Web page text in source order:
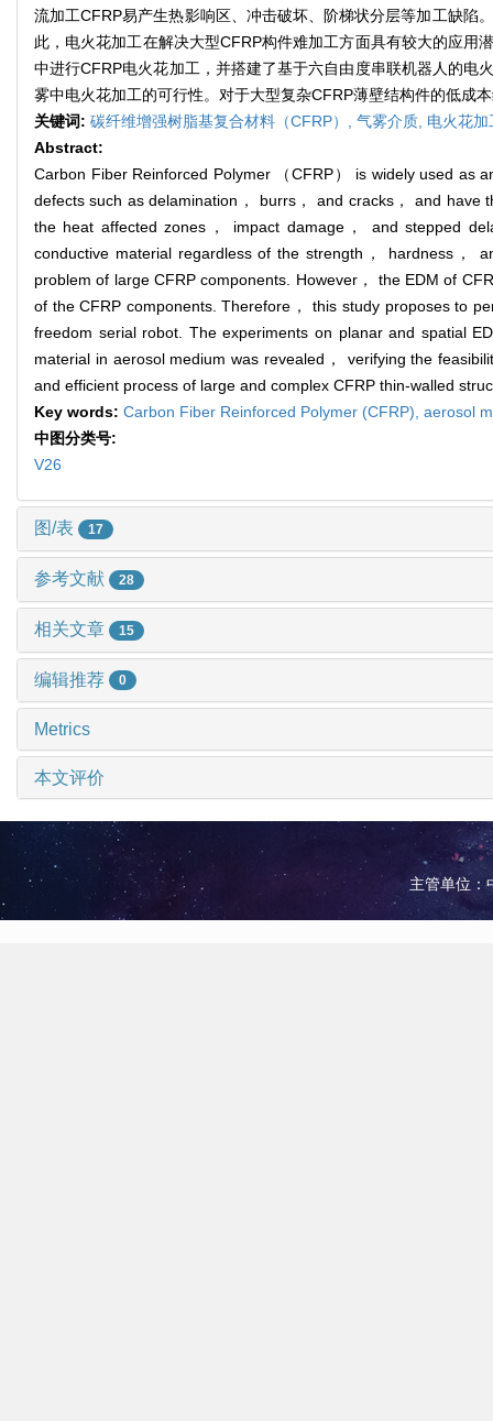
流加工CFRP易产生热影响区、冲击破坏、阶梯状分层等加工缺陷
此，电火花加工在解决大型CFRP构件难加工方面具有较大的应
中进行CFRP电火花加工，并搭建了基于六自由度串联机器人的电
雾中电火花加工的可行性。对于大型复杂CFRP薄壁结构件的低成
关键词: 碳纤维增强树脂基复合材料（CFRP）, 气雾介质, 电火花
Abstract:
Carbon Fiber Reinforced Polymer （CFRP） is widely used as
defects such as delamination， burrs， and cracks， and
the heat affected zones， impact damage， and stepped
conductive material regardless of the strength， hardness，
problem of large CFRP components. However， the EDM of
of the CFRP components. Therefore， this study proposes to
freedom serial robot. The experiments on planar and spatial
material in aerosol medium was revealed， verifying the
and efficient process of large and complex CFRP thin-walled
Key words: Carbon Fiber Reinforced Polymer (CFRP), aerosol
中图分类号:
V26
图/表 17
参考文献 28
相关文章 15
编辑推荐 0
Metrics
本文评价
主管单位：